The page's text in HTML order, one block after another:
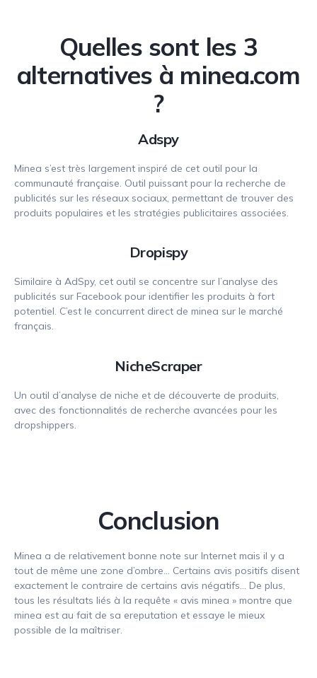
Quelles sont les 3
alternatives à minea.com
?
Adspy
Minea s’est très largement inspiré de cet outil pour la
communauté française. Outil puissant pour la recherche de
publicités sur les réseaux sociaux, permettant de trouver des
produits populaires et les stratégies publicitaires associées.
Dropispy
Similaire à AdSpy, cet outil se concentre sur l’analyse des
publicités sur Facebook pour identifier les produits à fort
potentiel. C’est le concurrent direct de minea sur le marché
français.
NicheScraper
Un outil d’analyse de niche et de découverte de produits,
avec des fonctionnalités de recherche avancées pour les
dropshippers.
Conclusion
Minea a de relativement bonne note sur Internet mais il y a
tout de même une zone d’ombre… Certains avis positifs disent
exactement le contraire de certains avis négatifs… De plus,
tous les résultats liés à la requête « avis minea » montre que
minea est au fait de sa ereputation et essaye le mieux
possible de la maîtriser.